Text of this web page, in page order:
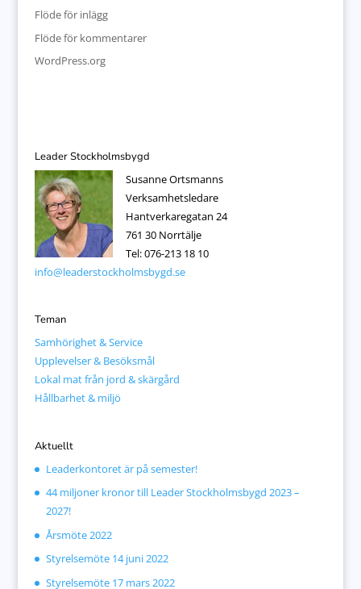
Flöde för inlägg
Flöde för kommentarer
WordPress.org
Leader Stockholmsbygd
Susanne Ortsmanns
Verksamhetsledare
Hantverkaregatan 24
761 30 Norrtälje
Tel: 076-213 18 10
info@leaderstockholmsbygd.se
Teman
Samhörighet & Service
Upplevelser & Besöksmål
Lokal mat från jord & skärgård
Hållbarhet & miljö
Aktuellt
Leaderkontoret är på semester!
44 miljoner kronor till Leader Stockholmsbygd 2023 –
2027!
Årsmöte 2022
Styrelsemöte 14 juni 2022
Styrelsemöte 17 mars 2022